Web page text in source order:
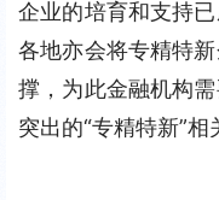
企业的培育和支持
各地亦会将专精特
撑，为此金融机构
突出的“专精特新”相